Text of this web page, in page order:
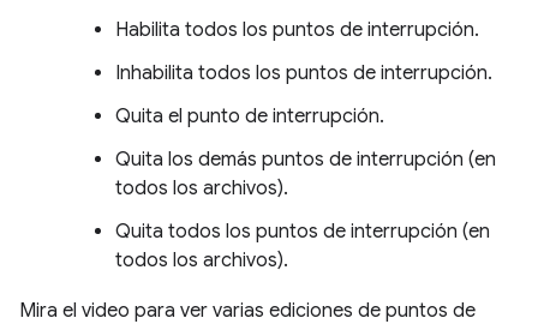
Habilita todos los puntos de interrupción.
Inhabilita todos los puntos de interrupción.
Quita el punto de interrupción.
Quita los demás puntos de interrupción (en
todos los archivos).
Quita todos los puntos de interrupción (en
todos los archivos).
Mira el video para ver varias ediciones de puntos de